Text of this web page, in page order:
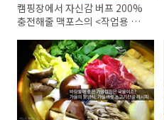
캠핑장에서 자신감 버프 200%
충전해줄 맥포스의 <작업용 앞